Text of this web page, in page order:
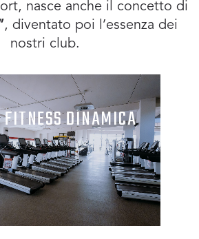
nasce anche il concetto di
, diventato poi l’essenza dei
nostri club.
DINAMICA